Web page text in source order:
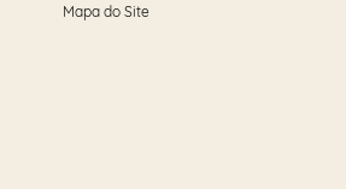
Mapa do Site